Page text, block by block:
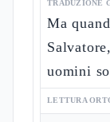
TRADUZIONE
Ma
uomini
LETTURA